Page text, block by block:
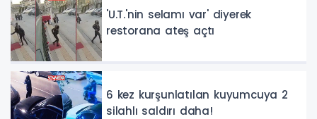
'U.T.'nin selamı var' diyerek
restorana ateş açtı
6 kez kurşunlatılan kuyumcuya 2
silahlı saldırı daha!